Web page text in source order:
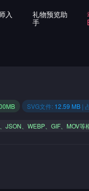
入
礼物预览助
手
SVG文件: 12.59 MB |
JSON、WEBP、GIF、MOV等